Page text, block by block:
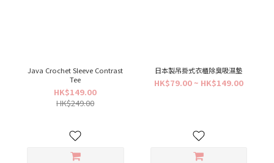
Java Crochet Sleeve Contrast
Tee
HK$149.00
HK$249.00
日本製吊掛式衣櫃除臭吸濕墊
HK$79.00 ~ HK$149.00